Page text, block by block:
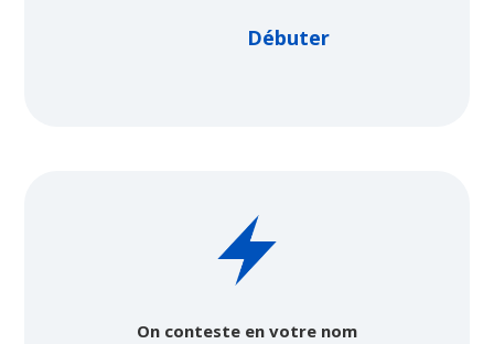
Débuter
On conteste en votre nom